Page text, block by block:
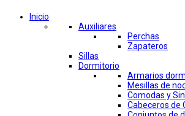
Inicio
Auxiliares
Perchas
Zapateros
Sillas
Dormitorio
Armarios
Mesillas de
Comodas y
Cabeceros de